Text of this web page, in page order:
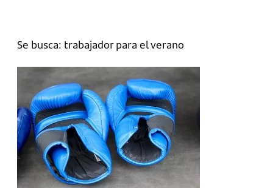
Se busca: trabajador para el verano